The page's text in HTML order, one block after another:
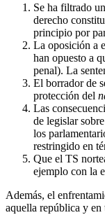
Se ha filtrado
derecho
principio por
La oposición a
han opuesto a
penal). La
El borrador de
protección del
Las
de legislar
los
restringido en
Que el TS
ejemplo con la
Además, el
aquella república y en